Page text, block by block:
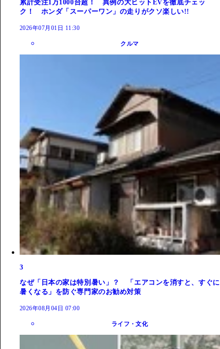
累計受注1万1000台超！ 異例の大ヒットEVを徹底チェッ
ク！ ホンダ「スーパーワン」の走りがクソ楽しい!!
2026年07月01日 11:30
クルマ
3
なぜ「日本の家は特別暑い」？ 「エアコンを消すと、すぐに
暑くなる」を防ぐ専門家のお勧め対策
2026年08月04日 07:00
ライフ・文化